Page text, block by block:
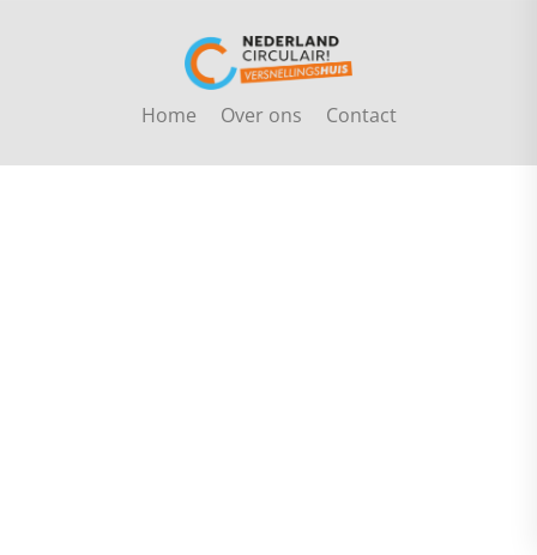
Home Over ons Contact